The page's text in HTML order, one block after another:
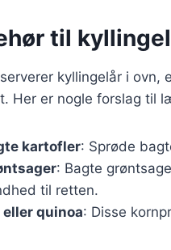
til
kyllingelår i
Her er nogle forslag til
kartofler: Sprøde
: Bagte
til retten.
eller quinoa: Disse